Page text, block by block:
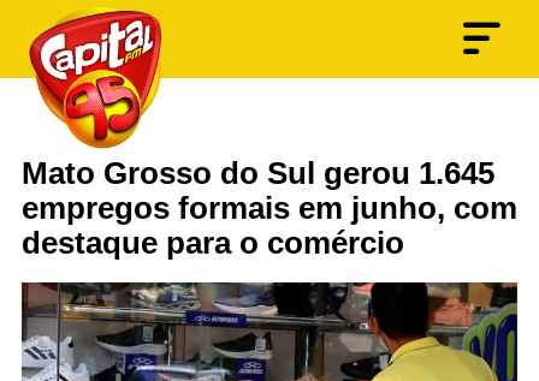
Mato Grosso do Sul gerou 1.645
empregos formais em junho, com
destaque para o comércio